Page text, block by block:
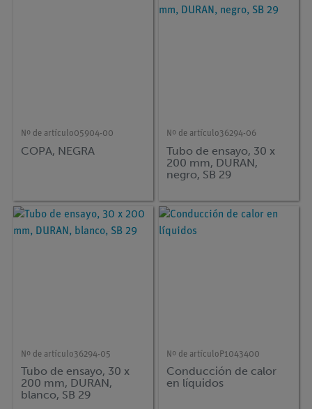
Nº de artículo05904-00
COPA, NEGRA
Nº de artículo36294-06
Tubo de ensayo, 30 x
200 mm, DURAN,
negro, SB 29
Nº de artículo36294-05
Tubo de ensayo, 30 x
200 mm, DURAN,
blanco, SB 29
Nº de artículo P1043400
Conducción de calor
en líquidos